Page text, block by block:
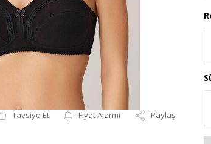
Tavsiye Et Fiyat Alarmı Paylaş